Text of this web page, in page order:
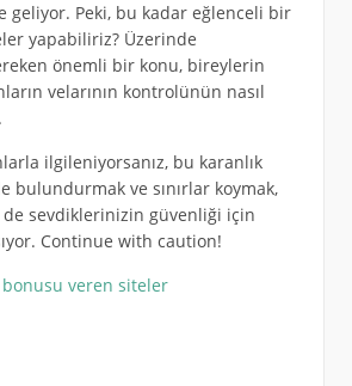
geliyor. Peki, bu kadar eğlenceli bir
yapabiliriz? Üzerinde
önemli bir konu, bireylerin
velarının kontrolünün nasıl
ilgileniyorsanız, bu karanlık
bulundurmak ve sınırlar koymak,
sevdiklerinizin güvenliği için
Continue with caution!
veren siteler